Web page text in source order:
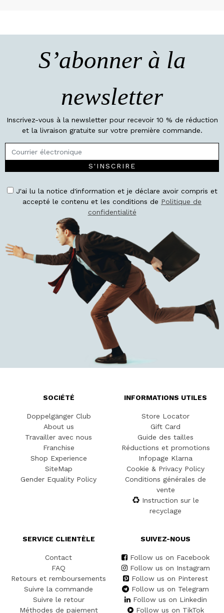
S’abonner à la
newsletter
Inscrivez-vous à la newsletter pour recevoir 10 % de réduction
et la livraison gratuite sur votre première commande.
S'INSCRIRE
J'ai lu la notice d'information et je déclare avoir compris et
accepté le contenu et les conditions de Politique de
confidentialité
SOCIÉTÉ
Doppelgänger Club
About us
Travailler avec nous
Franchise
Shop Experience
SiteMap
Gender Equality Policy
INFORMATIONS UTILES
Store Locator
Gift Card
Guide des tailles
Réductions et promotions
Infopage Klarna
Cookie & Privacy Policy
Conditions générales de
vente
Instruction sur le
recyclage
SERVICE CLIENTÈLE
Contact
FAQ
Retours et remboursements
Suivre la commande
Suivre le retour
Méthodes de paiement
SUIVEZ-NOUS
Follow us on Facebook
Follow us on Instagram
Follow us on Pinterest
Follow us on Telegram
Follow us on Linkedin
Follow us on TikTok